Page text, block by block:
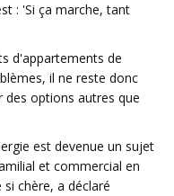
: 'Si ça marche, tant
d'appartements de
il ne reste donc
des options autres que
est devenue un sujet
et commercial en
chère, a déclaré